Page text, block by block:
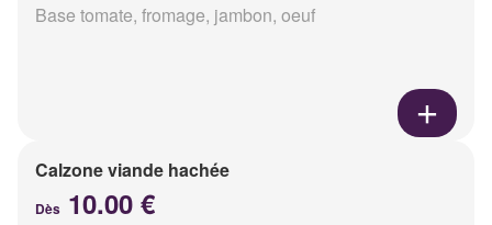
Base tomate, fromage, jambon, oeuf
Calzone viande hachée
Dès 10.00 €